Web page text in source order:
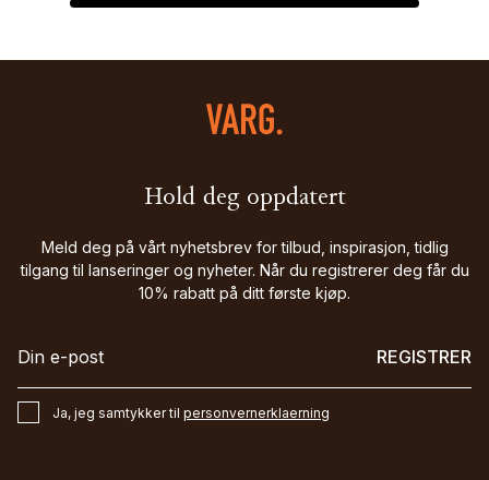
Hold deg oppdatert
Meld deg på vårt nyhetsbrev for tilbud, inspirasjon, tidlig
tilgang til lanseringer og nyheter. Når du registrerer deg får du
10% rabatt på ditt første kjøp.
REGISTRER
Ja, jeg samtykker til personvernerklaerning